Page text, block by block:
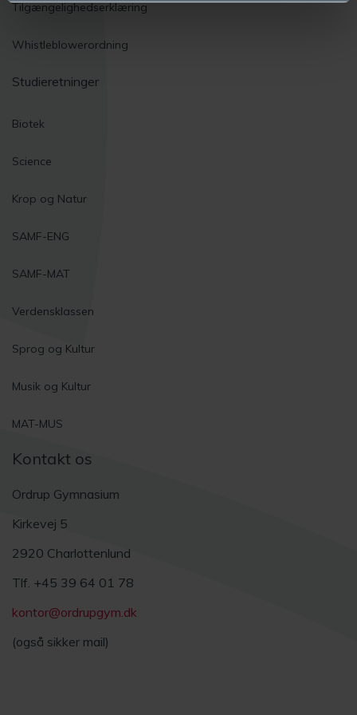
Tilgængelighedserklæring
Whistleblowerordning
Studieretninger
Biotek
Science
Krop og Natur
SAMF-ENG
SAMF-MAT
Verdensklassen
Sprog og Kultur
Musik og Kultur
MAT-MUS
Kontakt os
Ordrup Gymnasium
Kirkevej 5
2920 Charlottenlund
Tlf. +45 39 64 01 78
kontor@ordrupgym.dk
(også sikker mail)